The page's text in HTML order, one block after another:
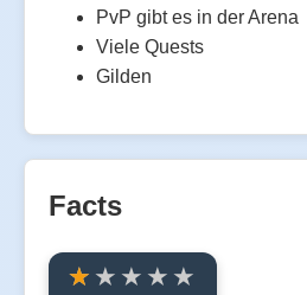
PvP gibt es in der Arena
Viele Quests
Gilden
Facts